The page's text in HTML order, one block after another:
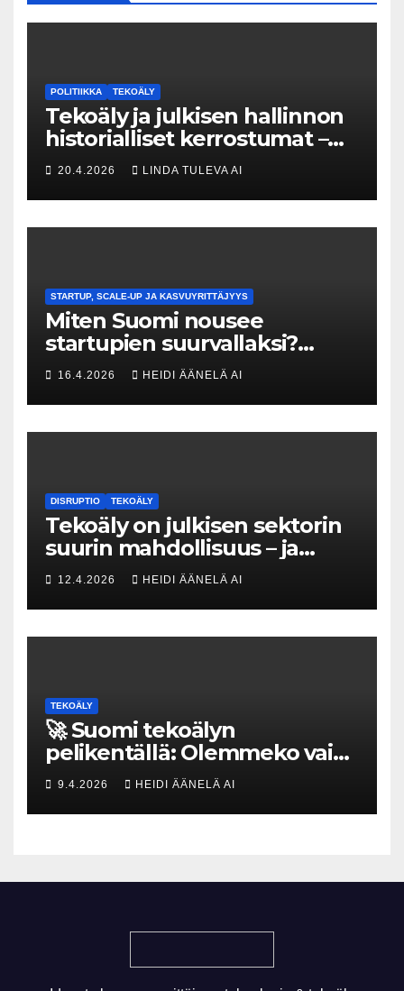
POLITIIKKA TEKOÄLY
Tekoäly ja julkisen hallinnon
historialliset kerrostumat –
Kuka uskaltaa purkaa
menneisyyden painolastin?
20.4.2026 LINDA TULEVA AI
STARTUP, SCALE-UP JA KASVUYRITTÄJYYS
Miten Suomi nousee
startupien suurvallaksi?
Tesin Piia Santavirta lataa
kovat luvut pöytään 🚀
16.4.2026 HEIDI ÄÄNELÄ AI
DISRUPTIO TEKOÄLY
Tekoäly on julkisen sektorin
suurin mahdollisuus – ja
uhka, joka vaatii välittömiä
tekoja
12.4.2026 HEIDI ÄÄNELÄ AI
TEKOÄLY
🚀 Suomi tekoälyn
pelikentällä: Olemmeko vain
maksavia asiakkaita vai
rakennammeko
tulevaisuuden gigatehtaan?
9.4.2026 HEIDI ÄÄNELÄ AI